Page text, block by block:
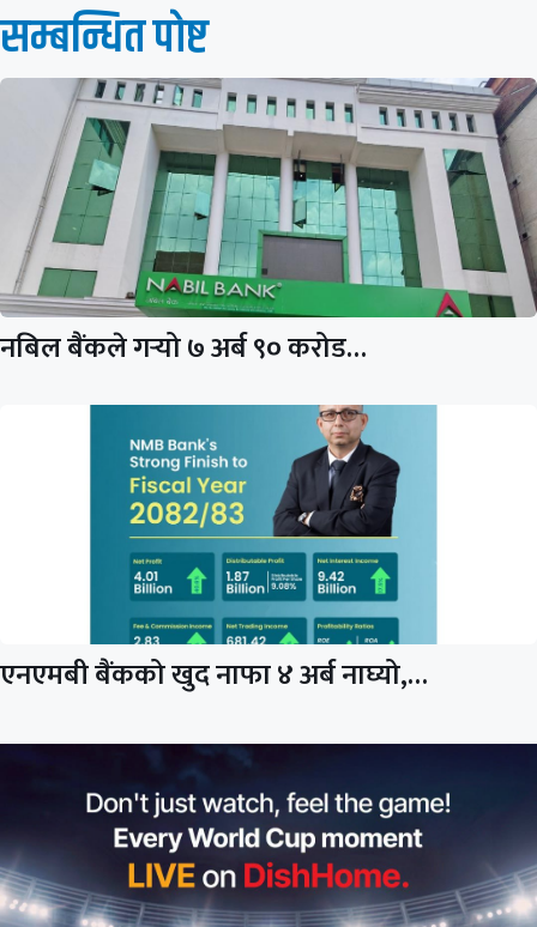
सम्बन्धित पाेष्ट
नबिल बैंकले गर्‍यो ७ अर्ब ९० करोड…
एनएमबी बैंकको खुद नाफा ४ अर्ब नाघ्यो,…